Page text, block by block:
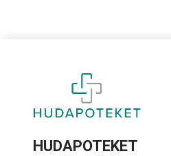
HUDAPOTEKET